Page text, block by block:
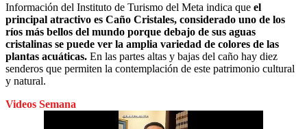
Información del Instituto de Turismo del Meta indica que el
principal atractivo es Caño Cristales, considerado uno de los
ríos más bellos del mundo porque debajo de sus aguas
cristalinas se puede ver la amplia variedad de colores de las
plantas acuáticas. En las partes altas y bajas del caño hay diez
senderos que permiten la contemplación de este patrimonio cultural
y natural.
Videos Semana